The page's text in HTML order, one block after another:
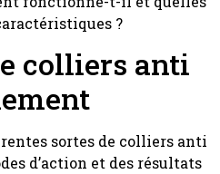
?
colliers anti
sortes de colliers anti
d’action et des résultats